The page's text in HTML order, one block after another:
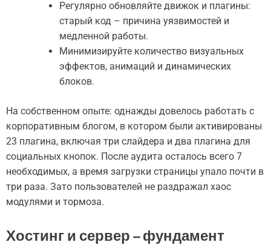
Регулярно обновляйте движок и плагины:
старый код – причина уязвимостей и
медленной работы.
Минимизируйте количество визуальных
эффектов, анимаций и динамических
блоков.
На собственном опыте: однажды довелось работать с
корпоративным блогом, в котором были активированы
23 плагина, включая три слайдера и два плагина для
социальных кнопок. После аудита осталось всего 7
необходимых, а время загрузки страницы упало почти в
три раза. Зато пользователей не раздражал хаос
модулями и тормоза.
Хостинг и сервер – фундамент